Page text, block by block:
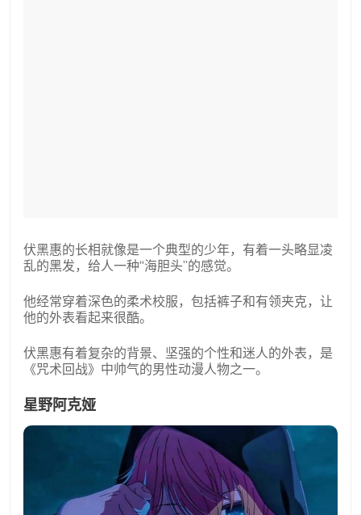
伏黑惠的长相就像是一个典型的少年，有着一头略显凌
乱的黑发，给人一种“海胆头”的感觉。
他经常穿着深色的柔术校服，包括裤子和有领夹克，让
他的外表看起来很酷。
伏黑惠有着复杂的背景、坚强的个性和迷人的外表，是
《咒术回战》中帅气的男性动漫人物之一。
星野阿克娅